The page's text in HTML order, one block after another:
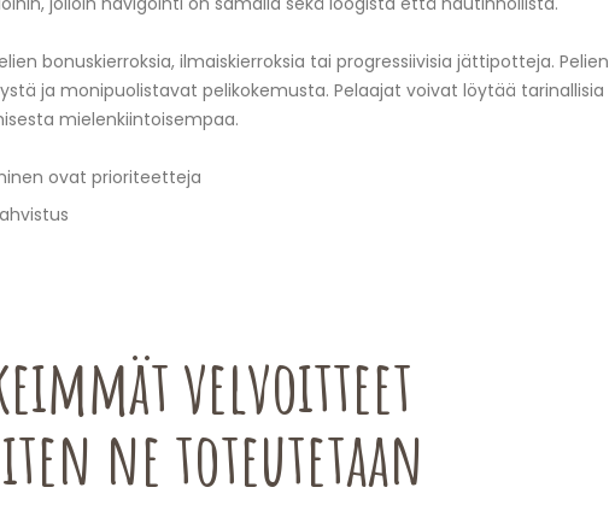
bonuskierroksia, ilmaiskierroksia tai progressiivisia jättipotteja. Pelien
ja monipuolistavat pelikokemusta. Pelaajat voivat löytää tarinallisia
mielenkiintoisempaa.
ovat prioriteetteja
velvoitteet
ne toteutetaan